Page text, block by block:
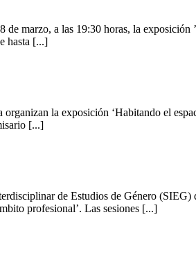
marzo, a las 19:30 horas, la exposición
hasta [...]
la exposición ‘Habitando el
[...]
de Estudios de Género
profesional’. Las sesiones [...]